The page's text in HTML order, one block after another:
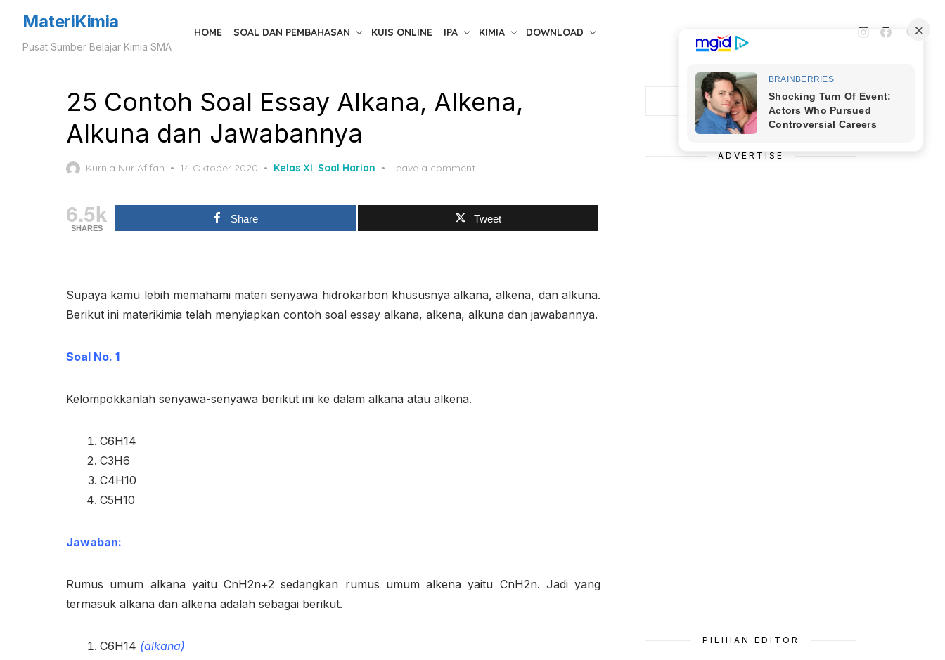
MateriKimia
Pusat Sumber Belajar Kimia SMA
HOME SOAL DAN PEMBAHASAN KUIS ONLINE IPA KIMIA DOWNLOAD
25 Contoh Soal Essay Alkana, Alkena,
Alkuna dan Jawabannya
Kurnia Nur Afifah
Posted
14 Oktober 2020 Kelas XI, Soal Harian Leave a comment
6.5k
SHARES
Share Tweet
Supaya kamu lebih memahami materi senyawa hidrokarbon khususnya alkana, alkena, dan alkuna.
Berikut ini materikimia telah menyiapkan contoh soal essay alkana, alkena, alkuna dan jawabannya.
Soal No. 1
Kelompokkanlah senyawa-senyawa berikut ini ke dalam alkana atau alkena.
C6H14
C3H6
C4H10
C5H10
Jawaban:
Rumus umum alkana yaitu CnH2n+2sedangkan rumus umum alkena yaitu CnH2n. Jadi yang
termasuk alkana dan alkena adalah sebagai berikut.
C6H14 (alkana)
Cari
ADVERTISE
PILIHAN EDITOR